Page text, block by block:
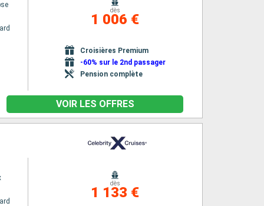
dès
1 006 €
Croisières Premium
-60% sur le 2nd passager
Pension complète
VOIR LES OFFRES
dès
1 133 €